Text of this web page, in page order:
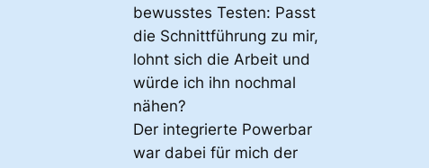
bewusstes Testen: Passt
die Schnittführung zu mir,
lohnt sich die Arbeit und
würde ich ihn nochmal
nähen?
Der integrierte Powerbar
war dabei für mich der